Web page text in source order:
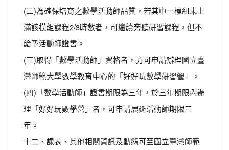
(二)為確保培育之數學活動師品質，若其中一模組未上
滿該模組課程2/3時數者，可繼續旁聽研習課程，但不
給予活動師證書。
(三)取得「數學活動師」資格者，方可申請辦理國立臺
灣師範大學數學教育中心的「好好玩數學研習營」。
(四)「數學活動師」證書期限為三年，於三年期限內辦
理「好好玩數學營」者，可申請展延活動師期限三
年。
十二、課表、其他相關資訊及動態可至國立臺灣師範